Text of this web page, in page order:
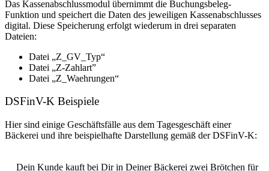
Das Kassenabschlussmodul übernimmt die Buchungsbeleg-
Funktion und speichert die Daten des jeweiligen Kassenabschlusses
digital. Diese Speicherung erfolgt wiederum in drei separaten
Dateien:
Datei „Z_GV_Typ“
Datei „Z-Zahlart”
Datei „Z_Waehrungen“
DSFinV-K Beispiele
Hier sind einige Geschäftsfälle aus dem Tagesgeschäft einer
Bäckerei und ihre beispielhafte Darstellung gemäß der DSFinV-K:
Dein Kunde kauft bei Dir in Deiner Bäckerei zwei Brötchen für